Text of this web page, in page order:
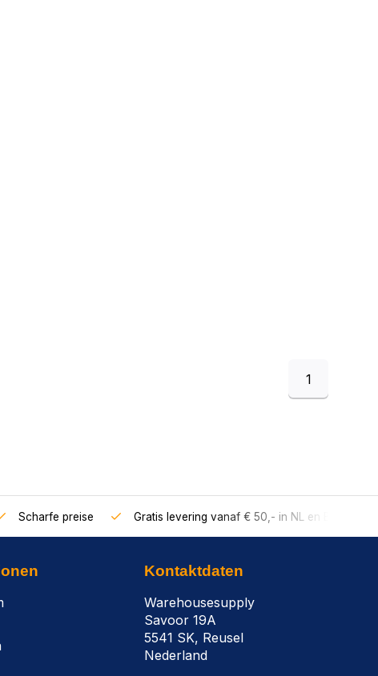
1
Scharfe preise Gratis levering vanaf € 50,- in NL en BE
Kontaktdaten
Warehousesupply
Savoor 19A
5541 SK, Reusel
Nederland